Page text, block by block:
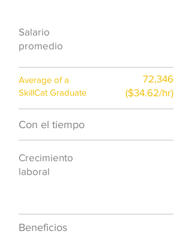
Salario
promedio
Average of a
SkillCat Graduate
72,346
($34.62/hr)
Con el tiempo
Crecimiento
laboral
Beneficios